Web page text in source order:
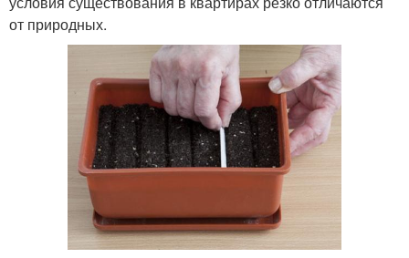
от природных.